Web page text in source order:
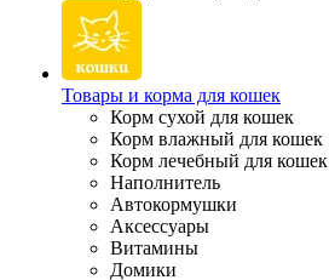
Товары и корма для кошек
Корм сухой для кошек
Корм влажный для кошек
Корм лечебный для кошек
Наполнитель
Автокормушки
Аксессуары
Витамины
Домики